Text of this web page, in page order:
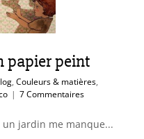
papier peint
, Couleurs & matières,
| 7 Commentaires
jardin me manque...